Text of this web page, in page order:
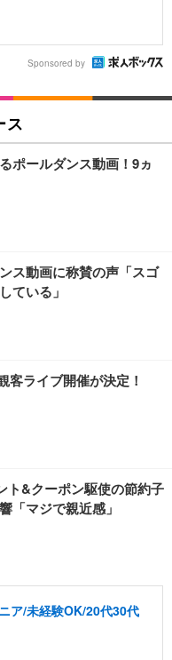
Sponsored by
ス
ポールダンス動画！9ヵ
ス動画に称賛の声「スゴ
ている」
客ライブ開催が決定！
ト&クーポン駆使の節約子
「マジで親近感」
ア/未経験OK/20代30代